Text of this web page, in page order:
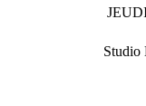
Studio